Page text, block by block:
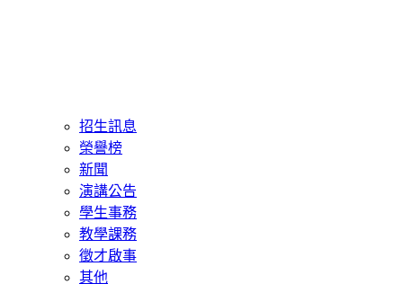
招生訊息
榮譽榜
新聞
演講公告
學生事務
教學課務
徵才啟事
其他